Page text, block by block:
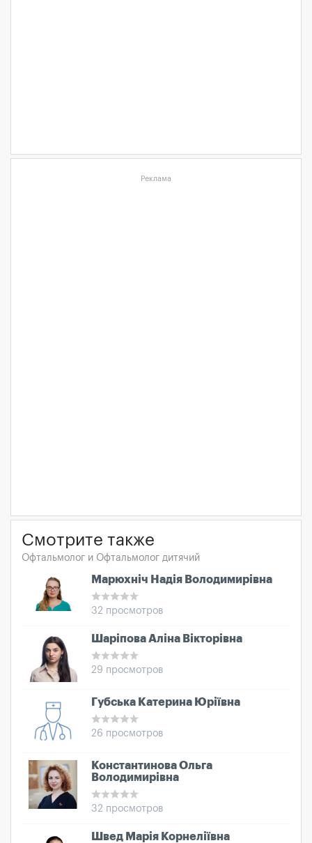
Реклама
Смотрите также
Офтальмолог и Офтальмолог дитячий
Марюхніч Надія Володимирівна
32 просмотров
Шаріпова Аліна Вікторівна
29 просмотров
Губська Катерина Юріївна
26 просмотров
Константинова Ольга
Володимирівна
32 просмотров
Швед Марія Корнеліївна